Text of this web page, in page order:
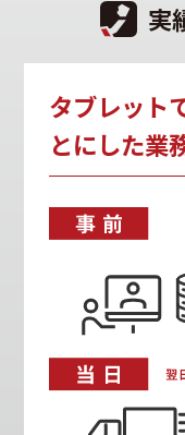
実
タブレット
とにした業